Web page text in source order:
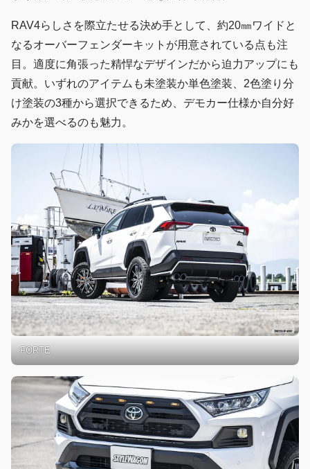
RAV4らしさを際立たせる決め手として、約20㎜ワイドと
なるオーバーフェンダーキットが用意されている点も注
目。適度に角張った精悍なデザインだから迫力アップにも
貢献。いずれのアイテムも未塗装か単色塗装、2色塗り分
け塗装の3種から選択できるため、デモカー仕様か自分好
みかを選べるのも魅力。
FORTE